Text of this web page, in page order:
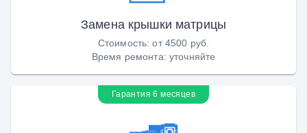
Замена крышки матрицы
Стоимость:от 4500 руб.
Время ремонта: уточняйте
Гарантия 6 месяцев